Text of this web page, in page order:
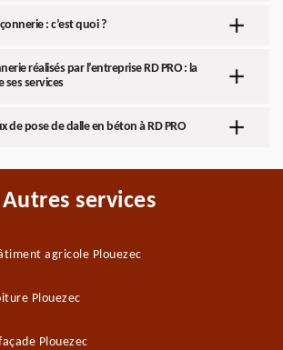
: c’est quoi ?
réalisés par l’entreprise RD PRO : la
services
de pose de dalle en béton à RD PRO
Autres services
agricole Plouezec
Plouezec
Plouezec